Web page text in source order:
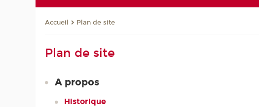
Accueil Plan de site
Plan de site
A propos
Historique